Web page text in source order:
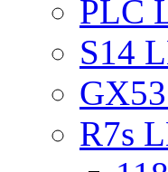
PLC
S14
R7s